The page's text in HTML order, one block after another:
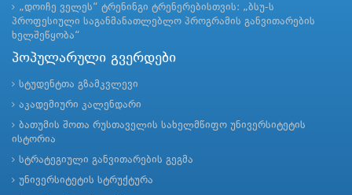
„დოიჩე ველეს“ ტრენინგი ტრენერებისთვის: „ბსუ-ს
პროფესიული საგანმანათლებლო პროგრამის განვითარების
ხელშეწყობა“
პოპულარული გვერდები
სტუდენტთა გზამკვლევი
აკადემიური კალენდარი
ბათუმის შოთა რუსთაველის სახელმწიფო უნივერსიტეტის
ისტორია
სტრატეგიული განვითარების გეგმა
უნივერსიტეტის სტრუქტურა